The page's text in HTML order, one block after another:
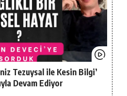
Tezuysal ile Kesin Bilgi’
Devam Ediyor